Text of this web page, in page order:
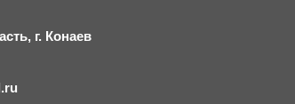
г. Конаев